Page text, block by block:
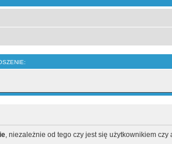
, niezależnie od tego czy jest się użytkownikiem